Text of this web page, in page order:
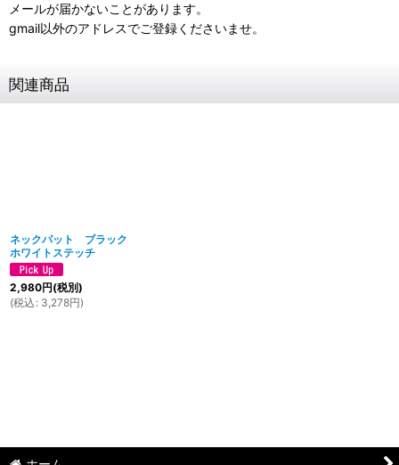
メールが届かないことがあります。
gmail以外のアドレスでご登録くださいませ。
関連商品
ネックパット ブラック
ホワイトステッチ
2,980円(税別)
(税込 : 3,278円)